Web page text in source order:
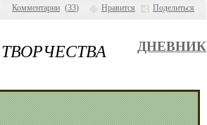
Комментарии (33) Нравится Поделиться
ДНЕВНИК